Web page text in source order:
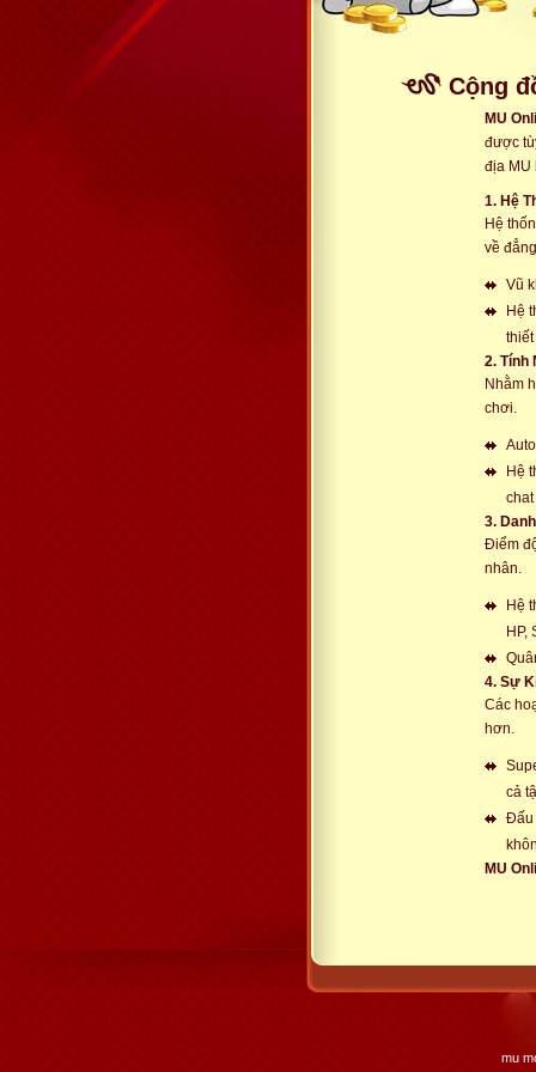
Cộng
MU
được
địa MU
1. Hệ
Hệ
về
Vũ
Hệ
2. Tính
Nhằm
chơi.
Hệ
3.
Điểm
nhân.
Hệ
HP,
4. Sự
Các
hơn.
cả
Đấu
MU
mu